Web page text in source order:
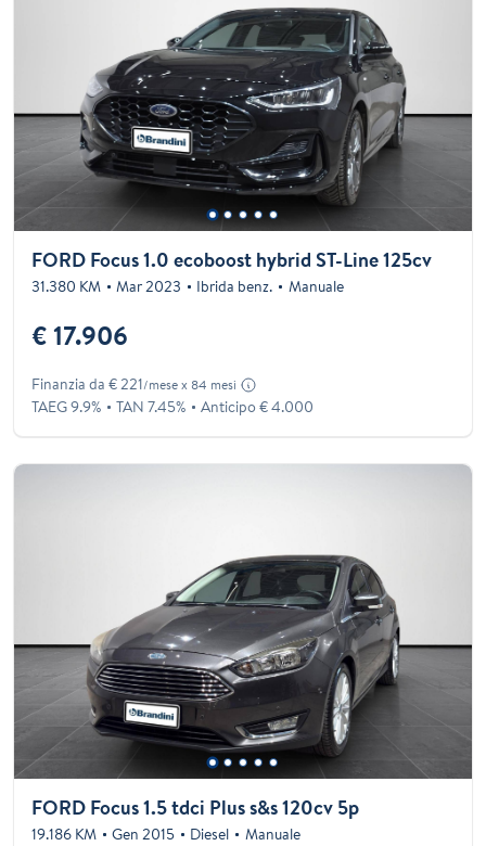
FORD Focus 1.0 ecoboost hybrid ST-Line 125cv
31.380 KM Mar 2023 Ibrida benz. Manuale
€ 17.906
Finanzia da € 221/mese x 84 mesi
TAEG 9.9% TAN 7.45% Anticipo € 4.000
FORD Focus 1.5 tdci Plus s&s 120cv 5p
19.186 KM Gen 2015 Diesel Manuale